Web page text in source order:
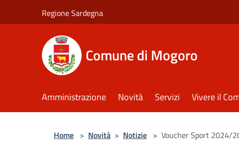
Regione Sardegna
Comune di Mogoro
Amministrazione Novità Servizi Vivere il
Home > Novità > Notizie > Voucher Sport 2024/